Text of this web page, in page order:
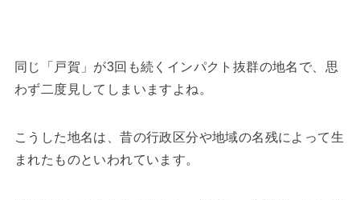
同じ「戸賀」が3回も続くインパクト抜群の地名で、思
わず二度見してしまいますよね。
こうした地名は、昔の行政区分や地域の名残によって生
まれたものといわれています。